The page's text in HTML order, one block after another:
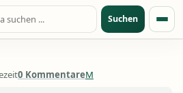
nach:
Suchen
0 KommentareM